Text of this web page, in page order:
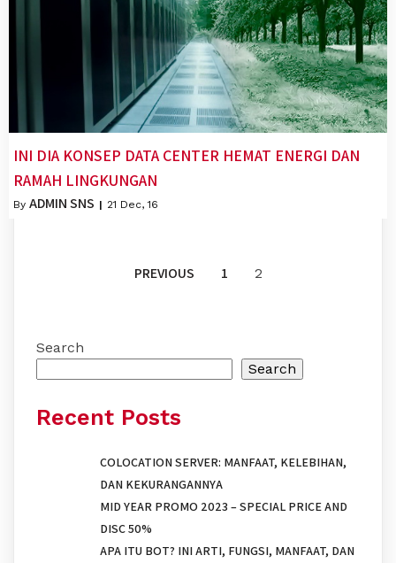
INI DIA KONSEP DATA CENTER HEMAT ENERGI DAN
RAMAH LINGKUNGAN
By ADMIN SNS | 21 Dec, 16
PREVIOUS 1 2
Search
Search
Recent Posts
COLOCATION SERVER: MANFAAT, KELEBIHAN,
DAN KEKURANGANNYA
MID YEAR PROMO 2023 – SPECIAL PRICE AND
DISC 50%
APA ITU BOT? INI ARTI, FUNGSI, MANFAAT, DAN